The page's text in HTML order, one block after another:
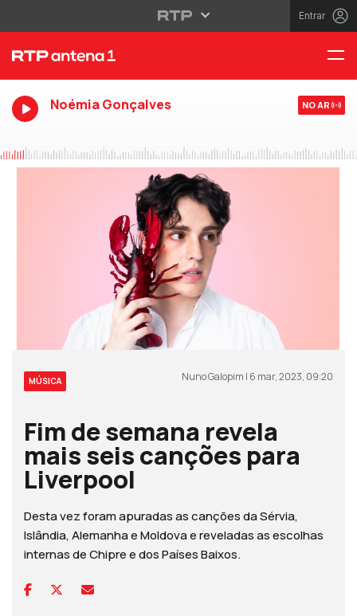
Entrar
Noémia Gonçalves NO AR
MÚSICA Nuno Galopim | 6 mar, 2023, 09:20
Fim de semana revela
mais seis canções para
Liverpool
Desta vez foram apuradas as canções da Sérvia,
Islândia, Alemanha e Moldova e reveladas as escolhas
internas de Chipre e dos Países Baixos.